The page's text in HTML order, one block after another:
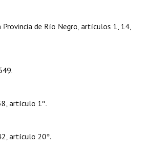
de Río Negro, artículos 1, 14,
artículo 1º.
artículo 20º.